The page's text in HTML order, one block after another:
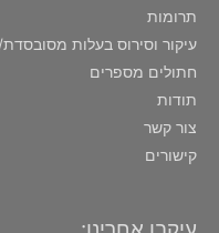
תרומות
עיקור וסירוס בעלות
חתולים מספרים
תודות
צור קשר
קישורים